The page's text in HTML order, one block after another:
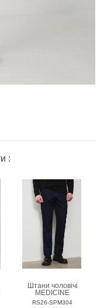
:
Штани чоловічі
MEDICINE
RS26-SPM304